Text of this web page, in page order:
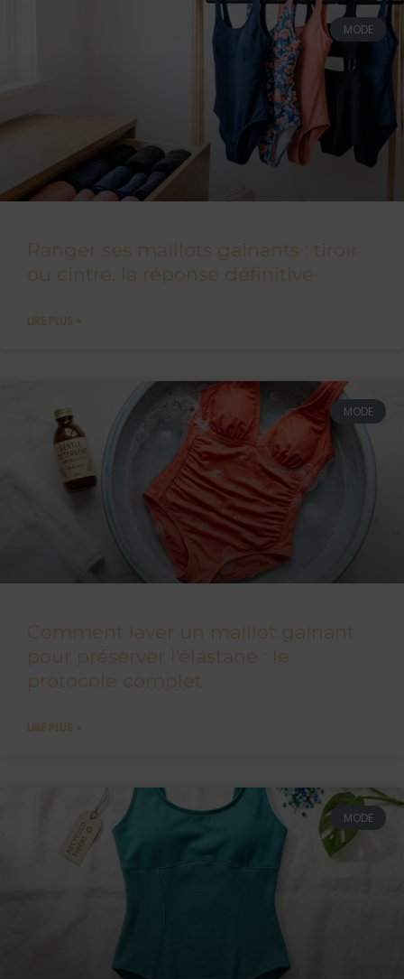
MODE
Ranger ses maillots gainants : tiroir
ou cintre, la réponse définitive
LIRE PLUS »
MODE
Comment laver un maillot gainant
pour préserver l’élastane : le
protocole complet
LIRE PLUS »
MODE